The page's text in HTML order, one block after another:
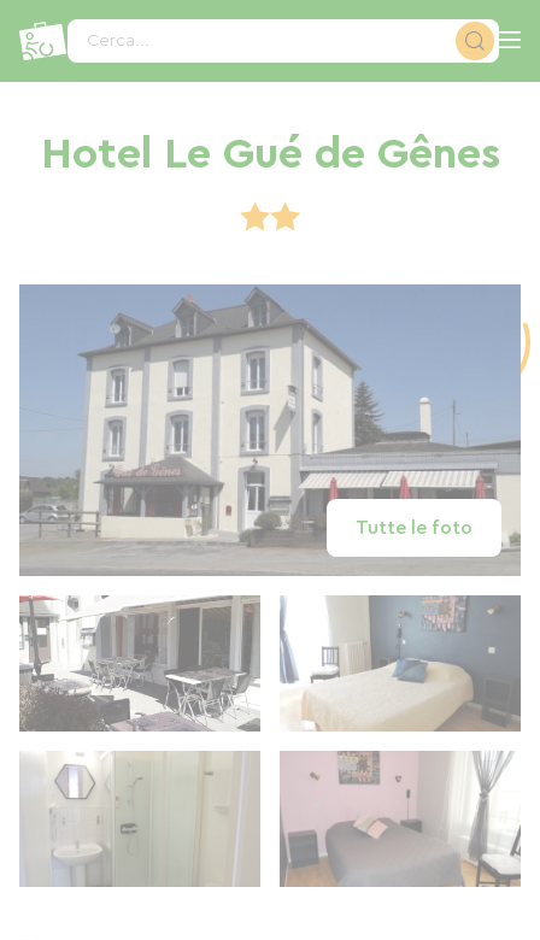
Cerca...
Hotel Le Gué de Gênes
Tutte le foto
Pannello di gestione dei cookies